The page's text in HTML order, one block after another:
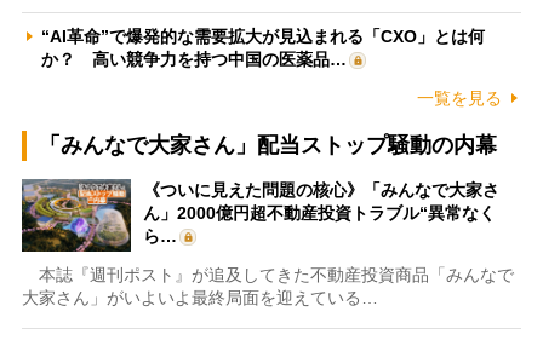
“AI革命”で爆発的な需要拡大が見込まれる「CXO」とは何
か？ 高い競争力を持つ中国の医薬品…
一覧を見る
「みんなで大家さん」配当ストップ騒動の内幕
《ついに見えた問題の核心》「みんなで大家さ
ん」2000億円超不動産投資トラブル“異常なく
ら…
本誌『週刊ポスト』が追及してきた不動産投資商品「みんなで
大家さん」がいよいよ最終局面を迎えている…